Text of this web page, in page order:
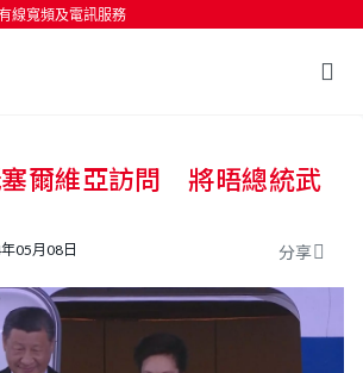
線寬頻及電訊服務
按輸入鍵開始搜尋
爾維亞訪問 將晤總統武
05月08日 分享